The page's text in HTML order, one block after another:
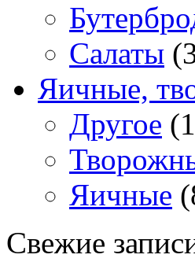
Салаты
Яичные,
Другое
Яичные
Свежие